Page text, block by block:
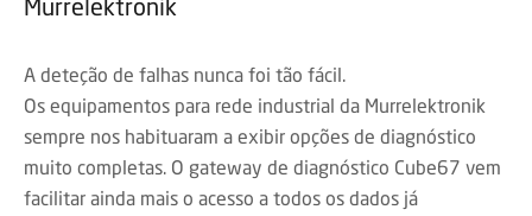
Murrelektronik
A deteção de falhas nunca foi tão fácil.
Os equipamentos para rede industrial da Murrelektronik
sempre nos habituaram a exibir opções de diagnóstico
muito completas. O gateway de diagnóstico Cube67 vem
facilitar ainda mais o acesso a todos os dados já